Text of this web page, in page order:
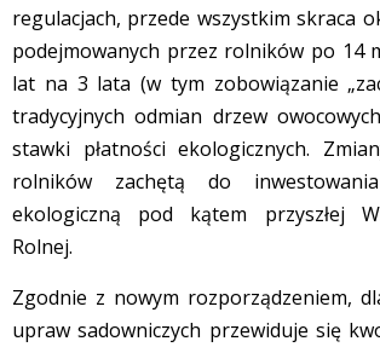
regulacjach, przede wszystkim skraca
podejmowanych przez rolników po 14
lat na 3 lata (w tym zobowiązanie
tradycyjnych odmian drzew
stawki płatności ekologicznych.
rolników zachętą do
ekologiczną pod kątem przyszłej
Rolnej.
Zgodnie z nowym rozporządzeniem,
upraw sadowniczych przewiduje się